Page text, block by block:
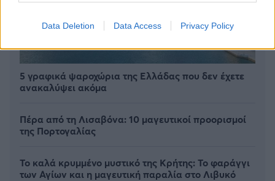
Data Deletion Data Access Privacy Policy
5 γραφικά ψαροχώρια της Ελλάδας που δεν έχετε
ανακαλύψει ακόμα
Πέρα από τη Λισαβόνα: 10 μαγευτικοί προορισμοί
της Πορτογαλίας
Το καλά κρυμμένο μυστικό της Κρήτης: Το φαράγγι
των Αγίων και η μαγευτική παραλία στο Λιβυκό